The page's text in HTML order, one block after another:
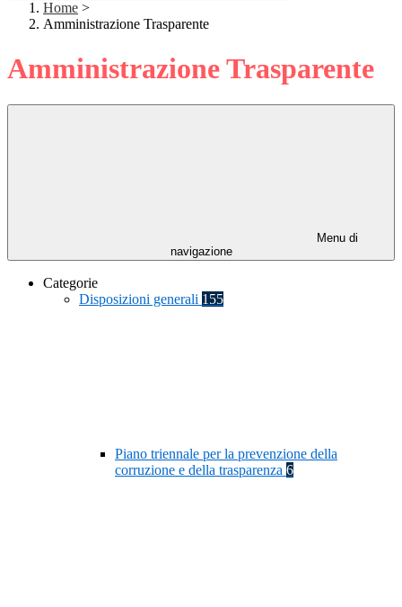
Home >
Amministrazione Trasparente
Amministrazione Trasparente
Menu di
navigazione
Categorie
Disposizioni generali 155
Piano triennale per la prevenzione della
corruzione e della trasparenza 6